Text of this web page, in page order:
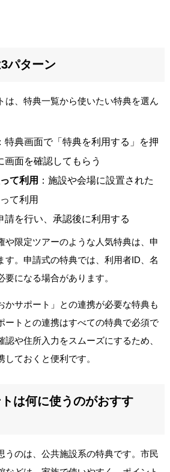
パターン
は、特典一覧から使いたい特典を選ん
：特典画面で「特典を利用する」を押
画面を確認してもらう
て利用 ：施設や会場に設置された
て利用
請を行い、承認後に利用する
や限定ツアーのような人気特典は、申
す。申請式の特典では、利用者ID、名
になる場合があります。
かサポート」との連携が必要な特典も
ートとの連携はすべての特典で必須で
や住所入力をスムーズにするため、
ておくと便利です。
は何に使うのがおすす
うのは、公共施設系の特典です。市民